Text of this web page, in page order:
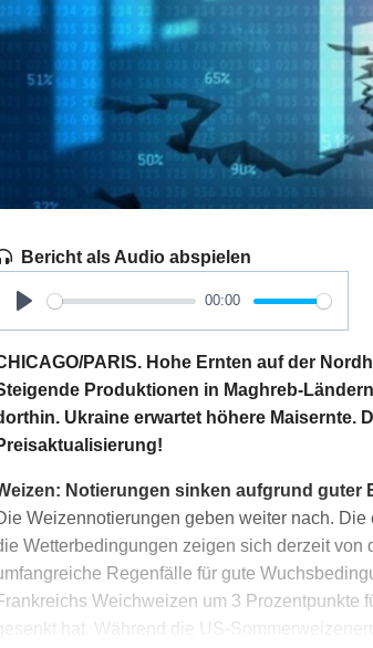
Bericht als Audio abspielen
Play
00:00
PARIS. Hohe Ernten auf der
Produktionen in Maghreb-
Ukraine erwartet höhere Maisernte.
Notierungen sinken aufgrund guter
Weizennotierungen geben weiter nach.
Wetterbedingungen zeigen sich derzeit
Regenfälle für gute
Weichweizen um 3 Prozentpunkte
gesenkt hat. Während die US-